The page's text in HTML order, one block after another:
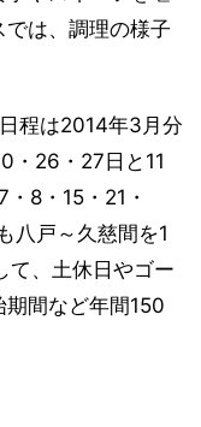
は、調理の様子
程は2014年3月分
・26・27日と11
8・15・21・
八戸～久慈間を1
て、土休日やゴー
間など年間150